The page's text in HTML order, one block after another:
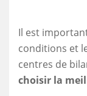
Il est
conditions et
centres de
choisir la